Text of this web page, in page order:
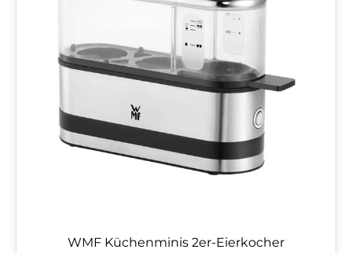
WMF Küchenminis 2er-Eierkocher